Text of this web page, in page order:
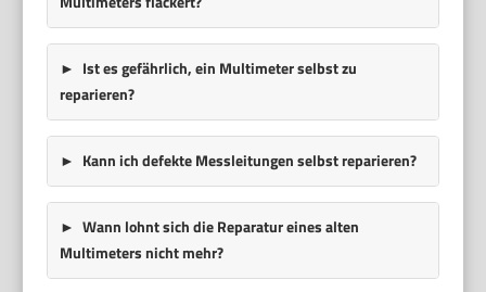
Ist es gefährlich, ein Multimeter selbst zu
reparieren?
Kann ich defekte Messleitungen selbst reparieren?
Wann lohnt sich die Reparatur eines alten
Multimeters nicht mehr?